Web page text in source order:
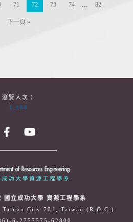
71 72 73 74 ... 82
下一頁 »
瀏覽人次：
1,488
國立成功大學 資源工程學系
City 701, Taiwan (R.O.C.)